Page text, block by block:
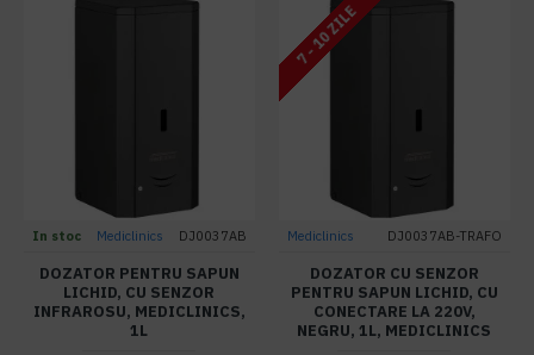
In stoc Mediclinics DJ0037AB
DOZATOR PENTRU SAPUN
LICHID, CU SENZOR
INFRAROSU, MEDICLINICS,
1L
7 - 10 ZILE
Mediclinics DJ0037AB-TRAFO
DOZATOR CU SENZOR
PENTRU SAPUN LICHID, CU
CONECTARE LA 220V,
NEGRU, 1L, MEDICLINICS